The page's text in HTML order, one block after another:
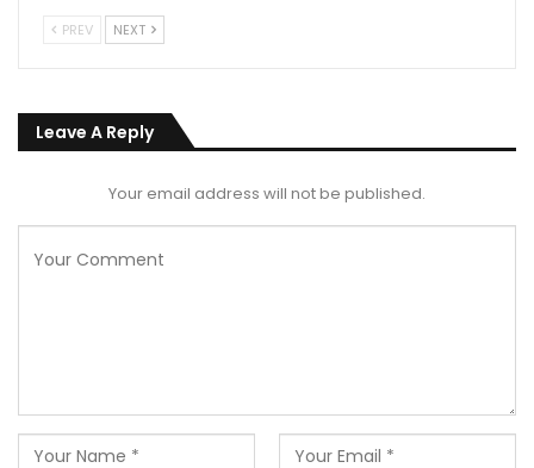
PREV NEXT
Leave A Reply
Your email address will not be published.